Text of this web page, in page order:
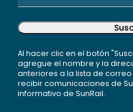
Al hacer clic en el botón
agregue el nombre y la
anteriores a la lista de
recibir comunicaciones de
informativo de SunRail.